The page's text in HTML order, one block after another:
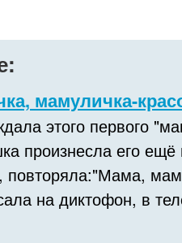
мамуличка-
этого первого
произнесла его ещё
повторяла:"Мама,
на диктофон, в